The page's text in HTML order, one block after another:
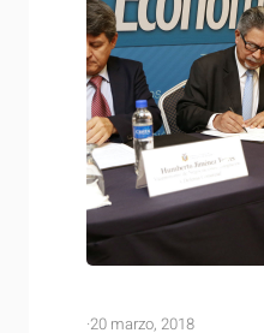
·20 marzo, 2018